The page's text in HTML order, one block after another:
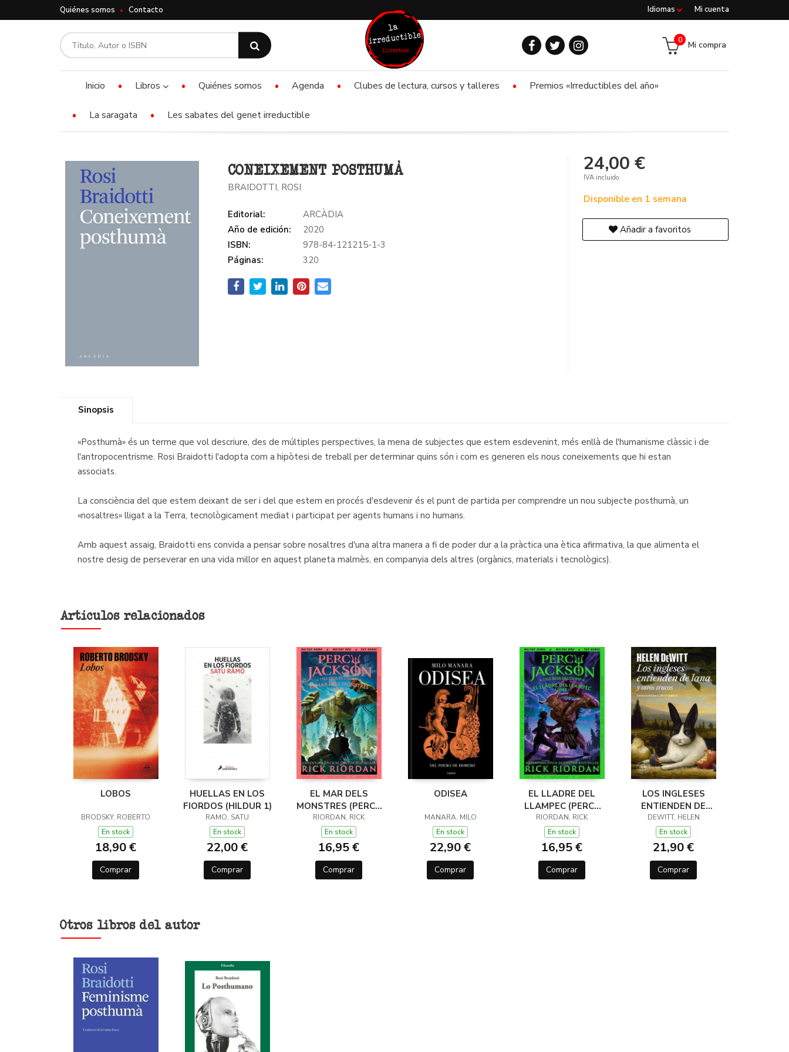
Mi cuenta
Idiomas
Quiénes somos Contacto
Mi compra
0
Inicio Libros Quiénes somos Agenda Clubes de lectura, cursos y talleres Premios «Irreductibles del año»
La saragata Les sabates del genet irreductible
CONEIXEMENT POSTHUMÀ
BRAIDOTTI, ROSI
Editorial:
ARCÀDIA
Año de edición:
2020
ISBN:
978-84-121215-1-3
Páginas:
320
24,00 €
IVA incluido
Disponible en 1 semana
Añadir a favoritos
Sinopsis
«Posthumà» és un terme que vol descriure, des de múltiples perspectives, la mena de subjectes que estem esdevenint, més enllà de l'humanisme clàssic i de
l'antropocentrisme. Rosi Braidotti l'adopta com a hipòtesi de treball per determinar quins són i com es generen els nous coneixements que hi estan
associats.
La consciència del que estem deixant de ser i del que estem en procés d'esdevenir és el punt de partida per comprendre un nou subjecte posthumà, un
«nosaltres» lligat a la Terra, tecnològicament mediat i participat per agents humans i no humans.
Amb aquest assaig, Braidotti ens convida a pensar sobre nosaltres d'una altra manera a fi de poder dur a la pràctica una ètica afirmativa, la que alimenta el
nostre desig de perseverar en una vida millor en aquest planeta malmès, en companyia dels altres (orgànics, materials i tecnològics).
Artículos relacionados
LOBOS
BRODSKY, ROBERTO
En stock
18,90 €
Comprar
HUELLAS EN LOS
FIORDOS (HILDUR 1)
RAMO, SATU
En stock
22,00 €
Comprar
EL MAR DELS
MONSTRES (PERCY
JACKSON I ELS
DÉUS DE L'OLIMP 2)
RIORDAN, RICK
En stock
16,95 €
Comprar
ODISEA
MANARA, MILO
En stock
22,90 €
Comprar
EL LLADRE DEL
LLAMPEC (PERCY
JACKSON I ELS
DÉUS DE L'OLIMP 1)
RIORDAN, RICK
En stock
16,95 €
Comprar
LOS INGLESES
ENTIENDEN DE
LANA (Y OTROS
TRUCOS)
DEWITT, HELEN
En stock
21,90 €
Comprar
Otros libros del autor